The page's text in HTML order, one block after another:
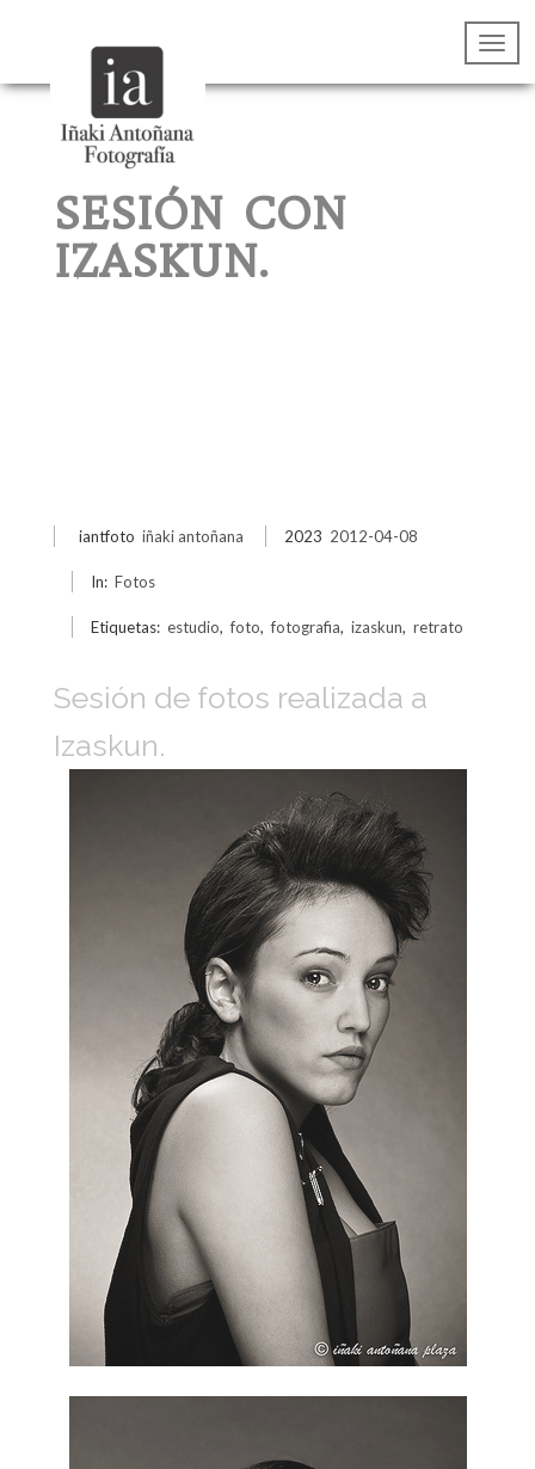
SESIÓN CON
IZASKUN.
iantfoto iñaki antoñana 2023 2012-04-08
In: Fotos
Etiquetas: estudio, foto, fotografia, izaskun, retrato
Sesión de fotos realizada a
Izaskun.